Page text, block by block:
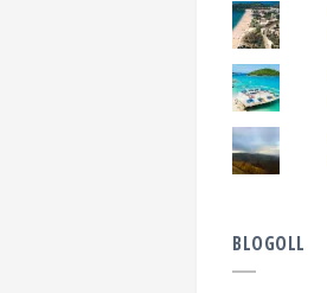
BLOGOLL